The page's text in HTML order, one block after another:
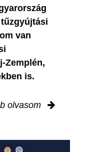
tűzgyújtási
van
Zemplén,
is.
olvasom